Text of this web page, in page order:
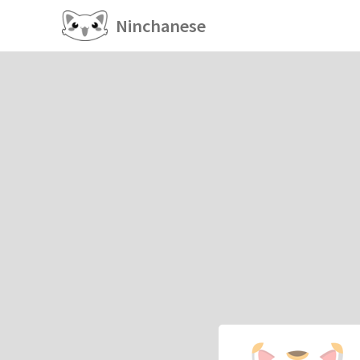
Ninchanese